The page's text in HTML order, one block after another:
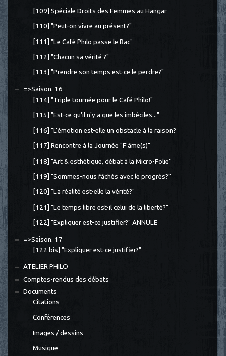
[109] Spéciale Droits des Femmes au Hangar
[110] "Peut-on vivre au présent?"
[111] "Le Café Philo passe le Bac"
[112] "Chacun sa vérité ?"
[113] "Prendre son temps est-ce le perdre?"
=>Saison. 16
[114] "Triple tournée pour le Café Philo!"
[115] "Est-ce qu'il n'y a que les imbéciles..."
[116] "L'émotion est-elle un obstacle à la raison?
[117] Rencontre à la Journée "F'âme(s)"
[118] "Art & esthétique, débat à la Micro-Folie"
[119] "Sommes-nous fâchés avec le progrès?"
[120] "La réalité est-elle la vérité?"
[121] "Le temps libre est-il celui de la liberté?"
[122] "Expliquer est-ce justifier?" ANNULE
=>Saison. 17
[122 bis] "Expliquer est-ce justifier?"
ATELIER PHILO
Comptes-rendus des débats
Documents
Citations
Conférences
Images / dessins
Musique